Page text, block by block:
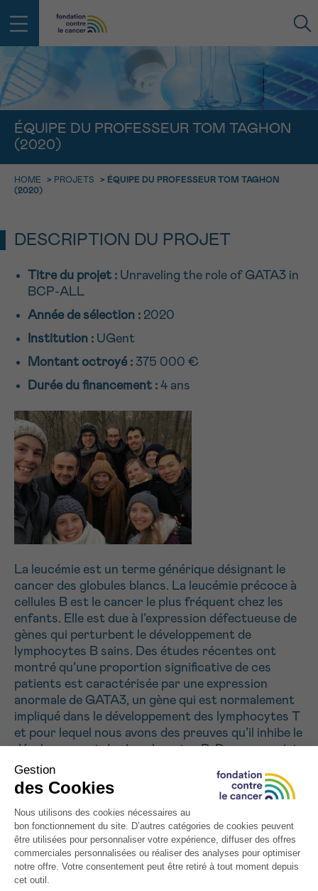
ÉQUIPE DU PROFESSEUR TOM TAGHON
(2020)
HOME > PROJETS > ÉQUIPE DU PROFESSEUR TOM TAGHON
(2020)
DESCRIPTION DU PROJET
Titre du projet : Unraveling the role of GATA3 in
BCP-ALL
Année de sélection : 2020
Institution : UGent
Montant octroyé : 375 000 €
Durée du financement : 4 ans
La leucémie est un terme générique désignant le
cancer des globules blancs. La leucémie précoce à
cellules B est le cancer le plus fréquent chez les
enfants. Elle est due à l’expression défectueuse de
gènes qui perturbent le développement de
lymphocytes B sains. Des études récentes ont
montré qu’une proportion significative de ces
patients est caractérisée par une expression
anormale de GATA3, un gène qui est normalement
impliqué dans le développement des lymphocytes T
et pour lequel nous avons des preuves qu’il inhibe le
développement des lymphocytes B. Dans ce projet,
nous souhaitons donc étudier le rôle de cette
expression anormale de GATA3 dans le
développement et la croissance de la leucémie à
cellules B. Nous étudions cette question chez
l’homme, à l’aide de modèles de souris, et nous
espérons que les résultats obtenus permettront
d’identifier de nouvelles cibles thérapeutiques.
FACE AU CANCER VOUS N’ÊTES
PAS SEUL
Des professionnels pour répondre à toutes vos
Contactez-nous
0800 15 801 lu-ve 9h à 18h
Je souhaite être rappelé.e
En savoir plus sur Cancerinfo
RETOUR
E-MAIL
VOTRE QUESTION
Je souhaite recevoir la Newsletter
J’accepte les
conditions d’utilisations
*CHAMP OBLIGATOIRE
Envoyer
RETOUR
Rendez-vous Question Coordonnées Confirmation
11h-13h
13h-16h
16h-18h
Suivant